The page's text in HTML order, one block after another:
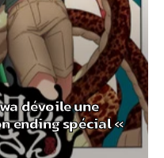
dévoile une
ending spécial «